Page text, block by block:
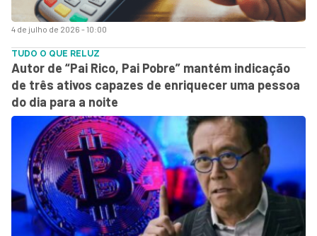
4 de julho de 2026 - 10:00
TUDO O QUE RELUZ
Autor de “Pai Rico, Pai Pobre” mantém indicação
de três ativos capazes de enriquecer uma pessoa
do dia para a noite